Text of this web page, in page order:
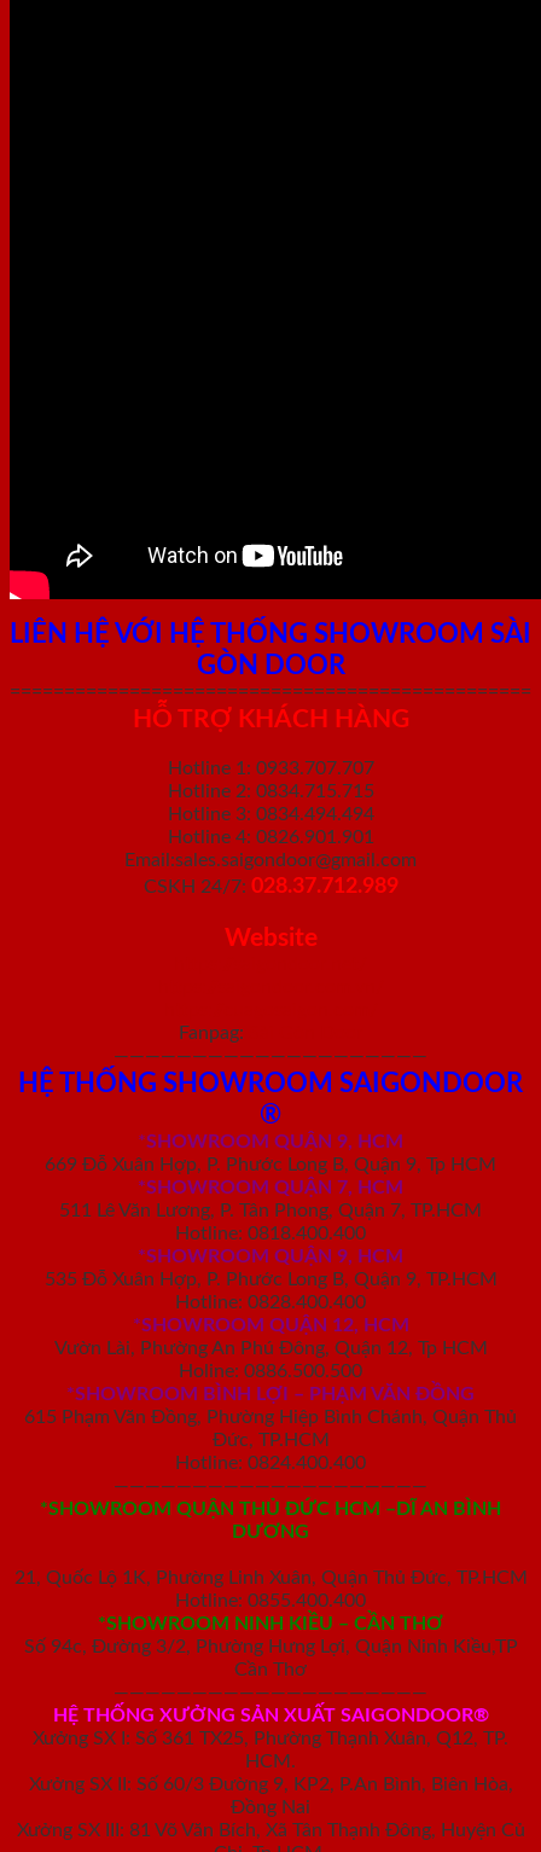
LIÊN HỆ VỚI HỆ THỐNG SHOWROOM SÀI
GÒN DOOR
================================================
HỖ TRỢ KHÁCH HÀNG
Hotline 1: 0933.707.707
Hotline 2: 0834.715.715
Hotline 3: 0834.494.494
Hotline 4: 0826.901.901
Email:sales.saigondoor@gmail.com
CSKH 24/7: 028.37.712.989
Website
Fanpag:
————————————————————
HỆ THỐNG SHOWROOM SAIGONDOOR
®
*SHOWROOM QUẬN 9, HCM
669 Đỗ Xuân Hợp, P. Phước Long B, Quận 9, Tp HCM
*SHOWROOM QUẬN 7, HCM
511 Lê Văn Lương, P. Tân Phong, Quận 7, TP.HCM
Hotline: 0818.400.400
*SHOWROOM QUẬN 9, HCM
535 Đỗ Xuân Hợp, P. Phước Long B, Quận 9, TP.HCM
Hotline: 0828.400.400
*SHOWROOM QUẬN 12, HCM
Vườn Lài, Phường An Phú Đông, Quận 12, Tp HCM
Holine: 0886.500.500
*SHOWROOM BÌNH LỢI – PHẠM VĂN ĐỒNG
615 Phạm Văn Đồng, Phường Hiệp Bình Chánh, Quận Thủ
Đức, TP.HCM
Hotline: 0824.400.400
————————————————————
*SHOWROOM QUẬN THỦ ĐỨC HCM –DĨ AN BÌNH
DƯƠNG
21, Quốc Lộ 1K, Phường Linh Xuân, Quận Thủ Đức, TP.HCM
Hotline: 0855.400.400
*SHOWROOM NINH KIỀU – CẦN THƠ
Số 94c, Đường 3/2, Phường Hưng Lợi, Quận Ninh Kiều,TP
Cần Thơ
————————————————————
HỆ THỐNG XƯỞNG SẢN XUẤT SAIGONDOOR®
Xưởng SX I: Số 361 TX25, Phường Thạnh Xuân, Q12, TP.
HCM.
Xưởng SX II: Số 60/3 Đường 9, KP2, P.An Bình, Biên Hòa,
Đồng Nai
Xưởng SX III: 81 Võ Văn Bích, Xã Tân Thạnh Đông, Huyện Củ